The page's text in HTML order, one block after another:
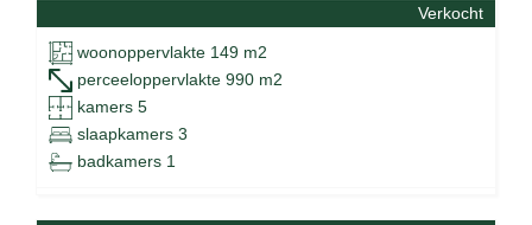
Verkocht
woonoppervlakte 149 m2
perceeloppervlakte 990 m2
kamers 5
slaapkamers 3
badkamers 1